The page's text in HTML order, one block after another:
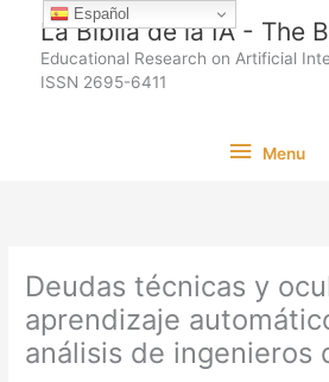
contenido
La Biblia de la IA - The
Educational Research on Artificial
ISSN 2695-6411
Menu
Menu
Deudas técnicas y
aprendizaje
análisis de ingenieros
Español